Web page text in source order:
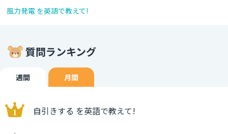
風力発電 を英語で教えて!
質問ランキング
週間 月間
自引きする を英語で教えて!